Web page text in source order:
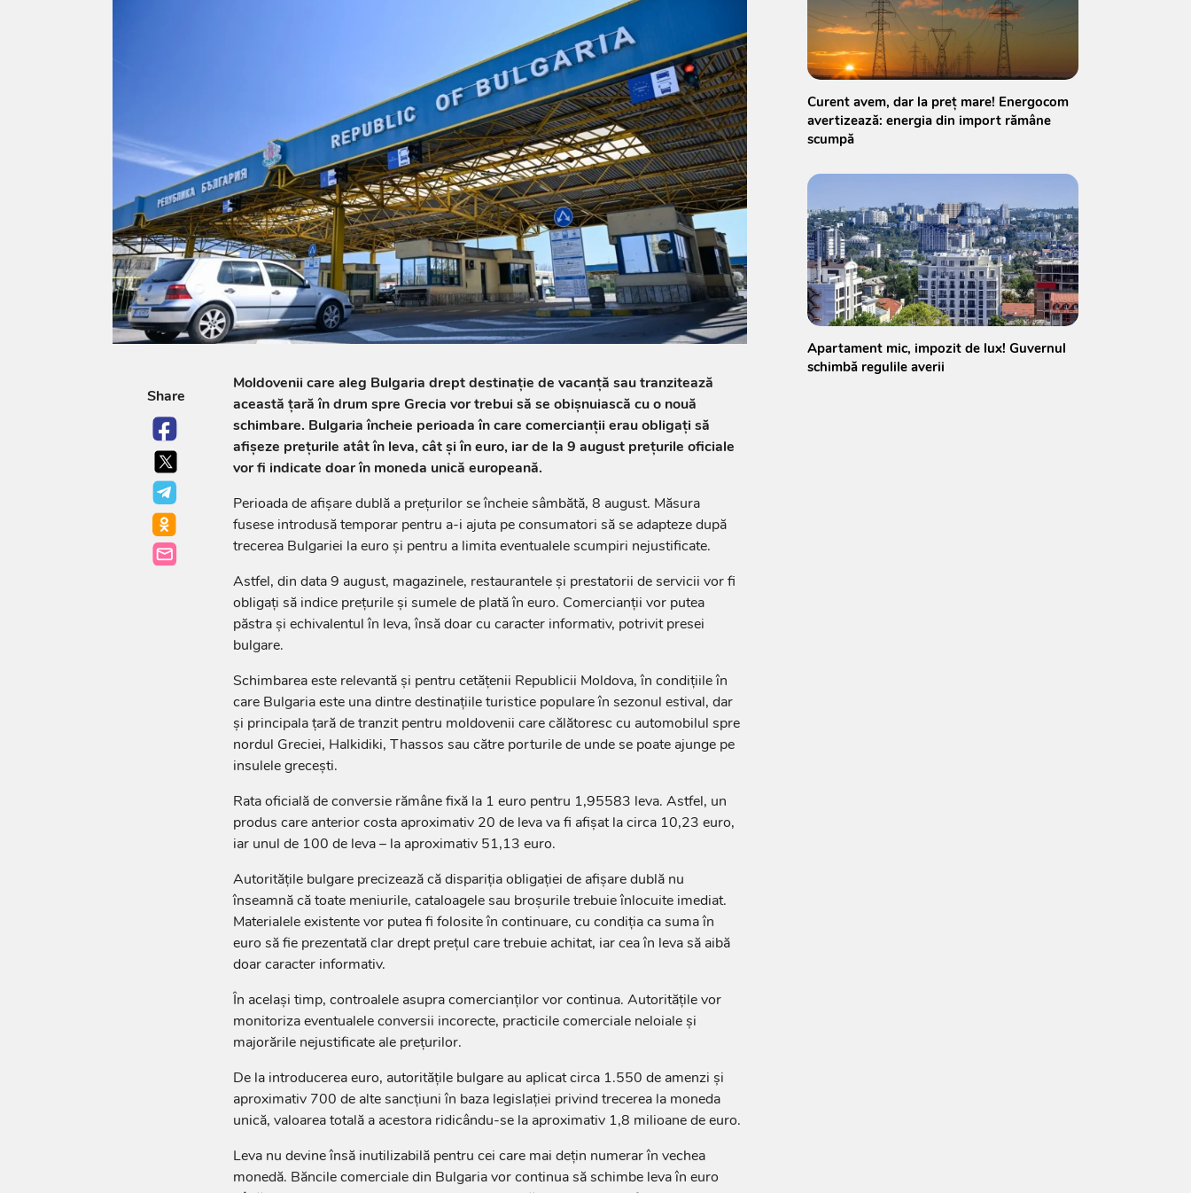
Share
Moldovenii care aleg Bulgaria drept destinație de vacanță sau tranzitează
această țară în drum spre Grecia vor trebui să se obișnuiască cu o nouă
schimbare. Bulgaria încheie perioada în care comercianții erau obligați să
afișeze prețurile atât în leva, cât și în euro, iar de la 9 august prețurile oficiale
vor fi indicate doar în moneda unică europeană.
Perioada de afișare dublă a prețurilor se încheie sâmbătă, 8 august. Măsura
fusese introdusă temporar pentru a-i ajuta pe consumatori să se adapteze după
trecerea Bulgariei la euro și pentru a limita eventualele scumpiri nejustificate.
Astfel, din data 9 august, magazinele, restaurantele și prestatorii de servicii vor fi
obligați să indice prețurile și sumele de plată în euro. Comercianții vor putea
păstra și echivalentul în leva, însă doar cu caracter informativ, potrivit presei
bulgare.
Schimbarea este relevantă și pentru cetățenii Republicii Moldova, în condițiile în
care Bulgaria este una dintre destinațiile turistice populare în sezonul estival, dar
și principala țară de tranzit pentru moldovenii care călătoresc cu automobilul spre
nordul Greciei, Halkidiki, Thassos sau către porturile de unde se poate ajunge pe
insulele grecești.
Rata oficială de conversie rămâne fixă la 1 euro pentru 1,95583 leva. Astfel, un
produs care anterior costa aproximativ 20 de leva va fi afișat la circa 10,23 euro,
iar unul de 100 de leva – la aproximativ 51,13 euro.
Autoritățile bulgare precizează că dispariția obligației de afișare dublă nu
înseamnă că toate meniurile, cataloagele sau broșurile trebuie înlocuite imediat.
Materialele existente vor putea fi folosite în continuare, cu condiția ca suma în
euro să fie prezentată clar drept prețul care trebuie achitat, iar cea în leva să aibă
doar caracter informativ.
În același timp, controalele asupra comercianților vor continua. Autoritățile vor
monitoriza eventualele conversii incorecte, practicile comerciale neloiale și
majorările nejustificate ale prețurilor.
De la introducerea euro, autoritățile bulgare au aplicat circa 1.550 de amenzi și
aproximativ 700 de alte sancțiuni în baza legislației privind trecerea la moneda
unică, valoarea totală a acestora ridicându-se la aproximativ 1,8 milioane de euro.
Leva nu devine însă inutilizabilă pentru cei care mai dețin numerar în vechea
monedă. Băncile comerciale din Bulgaria vor continua să schimbe leva în euro
Curent avem, dar la preț mare! Energocom
avertizează: energia din import rămâne
scumpă
Apartament mic, impozit de lux! Guvernul
schimbă regulile averii